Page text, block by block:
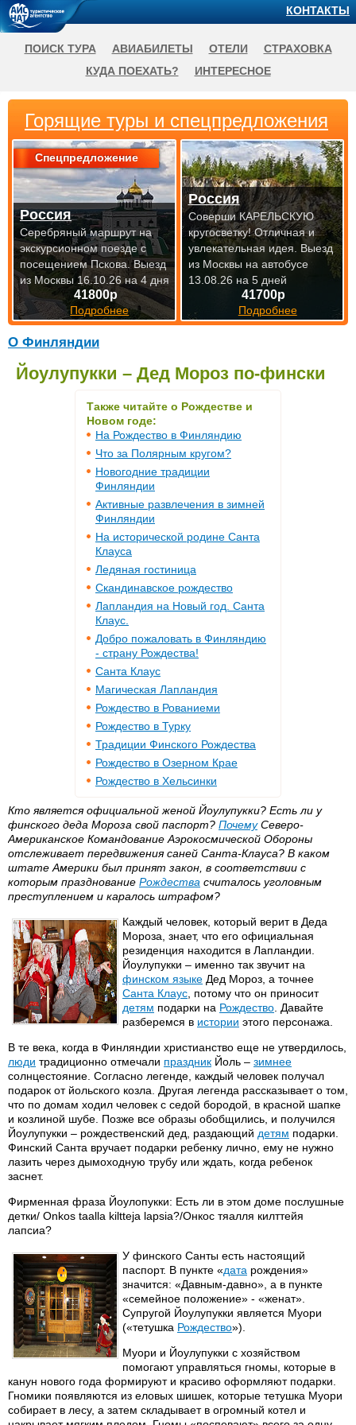
О Финляндии
Йоулупукки – Дед Мороз по-фински
Также читайте о Рождестве и
Новом годе:
На Рождество в Финляндию
Что за Полярным кругом?
Новогодние традиции
Финляндии
Активные развлечения в зимней
Финляндии
На исторической родине Санта
Клауса
Ледяная гостиница
Скандинавское рождество
Лапландия на Новый год. Санта
Клаус.
Добро пожаловать в Финляндию
- страну Рождества!
Санта Клаус
Магическая Лапландия
Рождество в Рованиеми
Рождество в Турку
Традиции Финского Рождества
Рождество в Озерном Крае
Рождество в Хельсинки
Кто является официальной женой Йоулупукки? Есть ли у
финского деда Мороза свой паспорт? ПочемуСеверо-
Американское Командование Аэрокосмической Обороны
отслеживает передвижения саней Санта-Клауса? В каком
штате Америки был принят закон, в соответствии с
которым празднование Рождества считалось уголовным
преступлением и каралось штрафом?
Каждый человек, который верит в Деда
Мороза, знает, что его официальная
резиденция находится в Лапландии.
Йоулупукки – именно так звучит на
финском языке Дед Мороз, а точнее
Санта Клаус , потому что он приносит
детям подарки на Рождество . Давайте
разберемся в истории этого персонажа.
В те века, когда в Финляндии христианство еще не утвердилось,
люди традиционно отмечали праздник Йоль – зимнее
солнцестояние. Согласно легенде, каждый человек получал
подарок от йольского козла. Другая легенда рассказывает о том,
что по домам ходил человек с седой бородой, в красной шапке
и козлиной шубе. Позже все образы обобщились, и получился
Йоулупукки – рождественский дед, раздающий детям подарки.
Финский Санта вручает подарки ребенку лично, ему не нужно
лазить через дымоходную трубу или ждать, когда ребенок
заснет.
Фирменная фраза Йоулопукки: Есть ли в этом доме послушные
детки/ Onkos taalla kiltteja lapsia?/Онкос тяалля килттейя
лапсиа?
У финского Санты есть настоящий
паспорт. В пункте «дата рождения»
значится: «Давным-давно», а в пункте
«семейное положение» - «женат».
Супругой Йоулупукки является Муори
(«тетушка Рождество»).
Муори и Йоулупукки с хозяйством
помогают управляться гномы, которые в
канун нового года формируют и красиво оформляют подарки.
Гномики появляются из еловых шишек, которые тетушка Муори
собирает в лесу, а затем складывает в огромный котел и
Горящие туры и спецпредложения
Спецпредложение
41800р
Подробнее
Россия
Серебряный маршрут на
экскурсионном поезде с
посещением Пскова.Выезд
из Москвы 16.10.26 на 4 дня
41700р
Подробнее
Россия
Соверши КАРЕЛЬСКУЮ
кругосветку! Отличная и
увлекательная идея. Выезд
из Москвы на автобусе
13.08.26 на 5 дней
КОНТАКТЫ
ПОИСК ТУРА АВИАБИЛЕТЫ ОТЕЛИ
СТРАХОВКА
КУДА ПОЕХАТЬ?
ИНТЕРЕСНОЕ